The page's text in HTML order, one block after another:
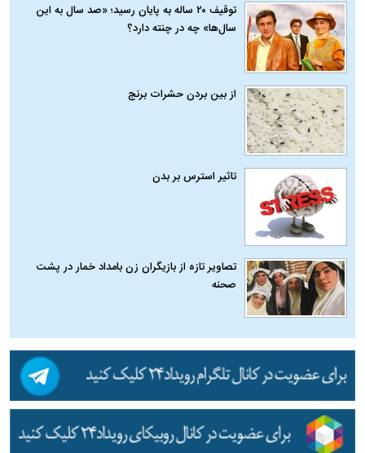
توقیف ۲۰ ساله به پایان رسید؛ «صد سال به این
سال‌ها» چه در چنته دارد؟
از بین بردن حشرات برنج
تاثیر استرس بر بدن
تصاویر تازه از بازیگران زن بامداد خمار در پشت
صحنه